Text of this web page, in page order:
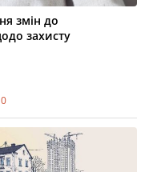
змін до
захисту
0